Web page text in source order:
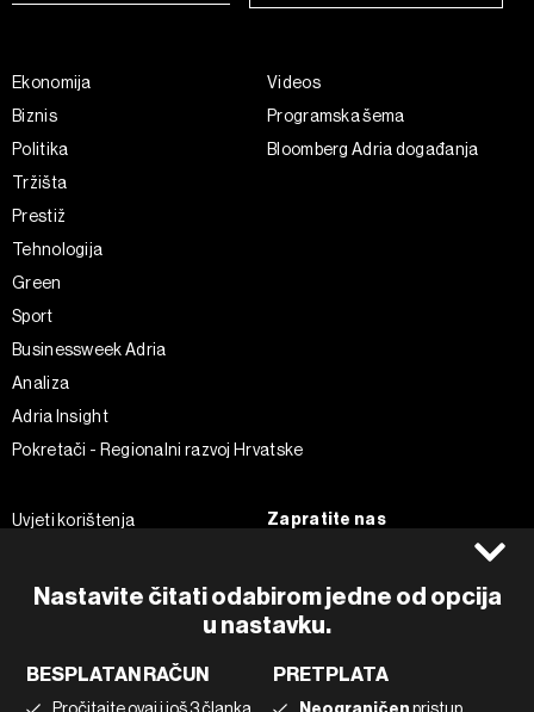
Nastavite čitati odabirom jedne od opcija
u nastavku.
BESPLATAN RAČUN PRETPLATA
Ekonomija
Biznis
Politika
Tržišta
Prestiž
Tehnologija
Green
Sport
Businessweek Adria
Analiza
Adria Insight
Pokretači - Regionalni razvoj Hrvatske
Videos
Programska šema
Bloomberg Adria događanja
Uvjeti korištenja
Politika kolačića
Korištenje umjetne inteligencije
Zapratite nas
Instagram
Twitter
Tiktok